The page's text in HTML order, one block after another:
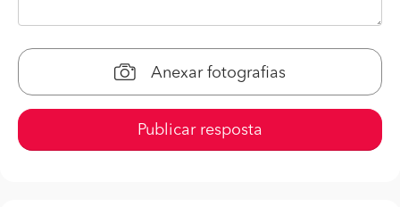
Anexar fotografias
Publicar resposta